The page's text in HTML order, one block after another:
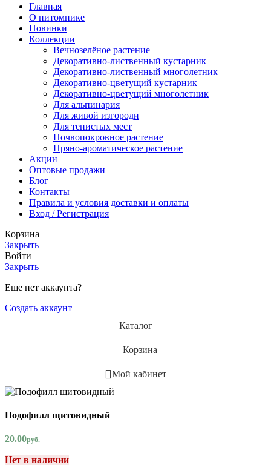
Главная
О питомнике
Новинки
Коллекции
Вечнозелёное растение
Декоративно-лиственный кустарник
Декоративно-лиственный многолетник
Декоративно-цветущий кустарник
Декоративно-цветущий многолетник
Для альпинария
Для живой изгороди
Для тенистых мест
Почвопокровное растение
Пряно-ароматическое растение
Акции
Оптовые продажи
Блог
Контакты
Правила и условия доставки и оплаты
Вход / Регистрация
Корзина
Закрыть
Войти
Закрыть
Еще нет аккаунта?
Создать аккаунт
Каталог
Корзина
Мой кабинет
Подофилл щитовидный
20.00руб.
Нет в наличии